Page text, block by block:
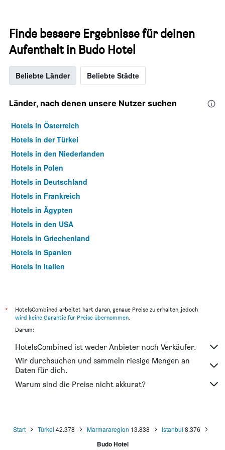
Finde bessere Ergebnisse für deinen
Aufenthalt in Budo Hotel
Beliebte Länder Beliebte Städte
Länder, nach denen unsere Nutzer suchen
Hotels in Österreich
Hotels in der Türkei
Hotels in den Niederlanden
Hotels in Polen
Hotels in Deutschland
Hotels in Frankreich
Hotels in Ägypten
Hotels in den USA
Hotels in Griechenland
Hotels in Spanien
Hotels in Italien
*
HotelsCombined arbeitet hart daran, genaue Preise zu erhalten, jedoch
wird keine Garantie für Preise übernommen.
Darum:
HotelsCombined ist weder Anbieter noch Verkäufer.
Wir durchsuchen und sammeln riesige Mengen an
Daten für dich.
Warum sind die Preise nicht akkurat?
Start Türkei 42.378 Marmararegion 13.838 Istanbul 8.376
Budo Hotel